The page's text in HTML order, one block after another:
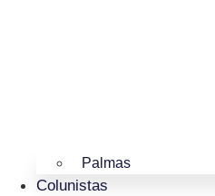
Palmas
Colunistas